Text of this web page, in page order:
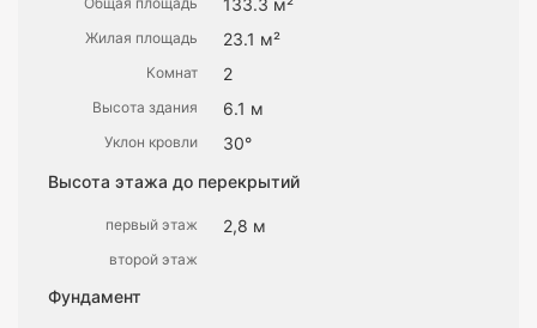
133.3 м²
Жилая площадь 23.1 м²
Комнат 2
Высота здания 6.1 м
Уклон кровли
30°
Высота этажа до перекрытий
первый этаж 2,8 м
второй этаж
Фундамент